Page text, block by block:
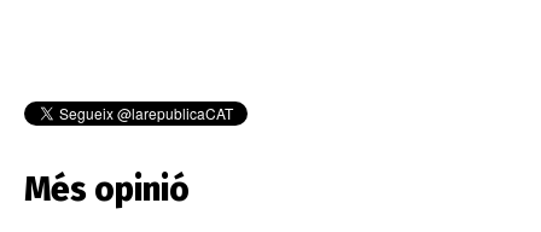
Més opinió